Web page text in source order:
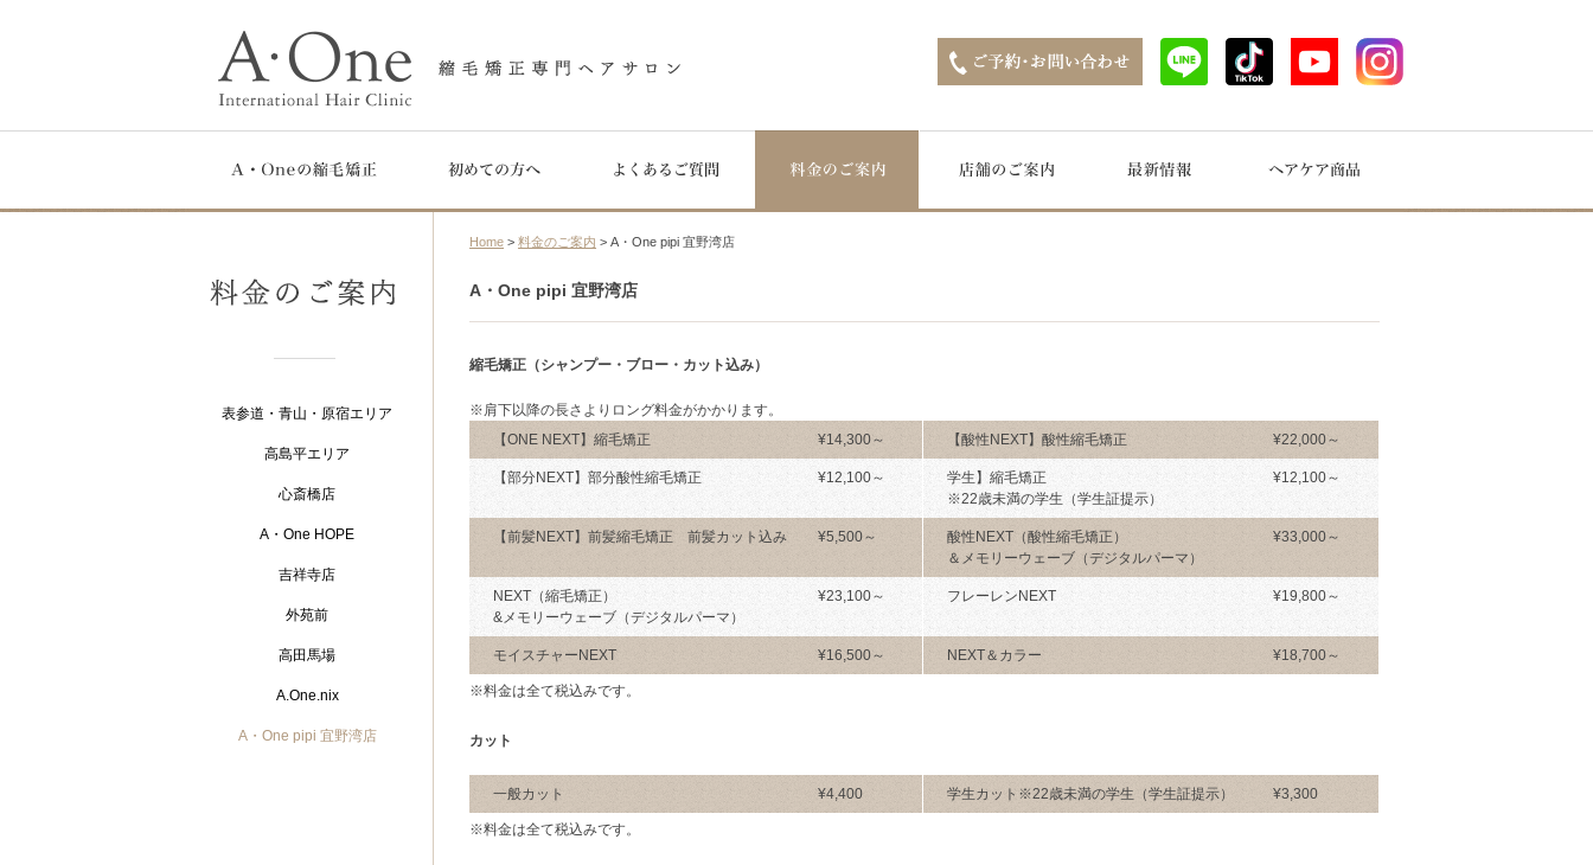
Home >料金のご案内 > A・One pipi 宜野湾店
A・One pipi 宜野湾店
縮毛矯正（シャンプー・ブロー・カット込み）
※肩下以降の長さよりロング料金がかかります。
【ONE NEXT】縮毛矯正
¥14,300～ 【酸性NEXT】酸性縮毛矯正 ¥22,000～
【部分NEXT】部分酸性縮毛矯正 ¥12,100～
学生】縮毛矯正
※22歳未満の学生（学生証提示）
¥12,100～
【前髪NEXT】前髪縮毛矯正 前髪カット込み ¥5,500～
酸性NEXT（酸性縮毛矯正）
＆メモリーウェーブ（デジタルパーマ）
¥33,000～
NEXT（縮毛矯正）
&メモリーウェーブ（デジタルパーマ）
¥23,100～ フレーレンNEXT ¥19,800～
モイスチャーNEXT ¥16,500～ NEXT＆カラー ¥18,700～
※料金は全て税込みです。
カット
一般カット ¥4,400 学生カット※22歳未満の学生（学生証提示） ¥3,300
※料金は全て税込みです。
表参道・青山・原宿エリア
高島平エリア
心斎橋店
A・One HOPE
吉祥寺店
外苑前
高田馬場
A.One.nix
A・One pipi 宜野湾店